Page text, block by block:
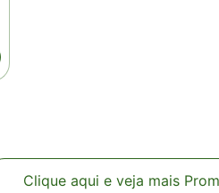
Clique aqui e veja mais